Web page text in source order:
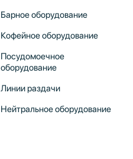
Барное оборудование
Кофейное оборудование
Посудомоечное
оборудование
Линии раздачи
Нейтральное оборудование